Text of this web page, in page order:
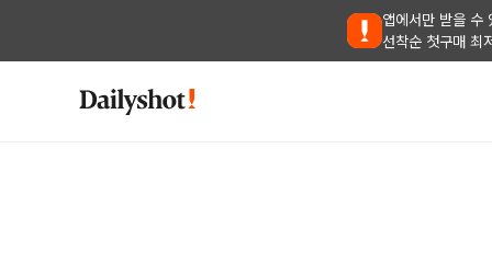
앱에서만 받을 수
선착순 첫구매 최